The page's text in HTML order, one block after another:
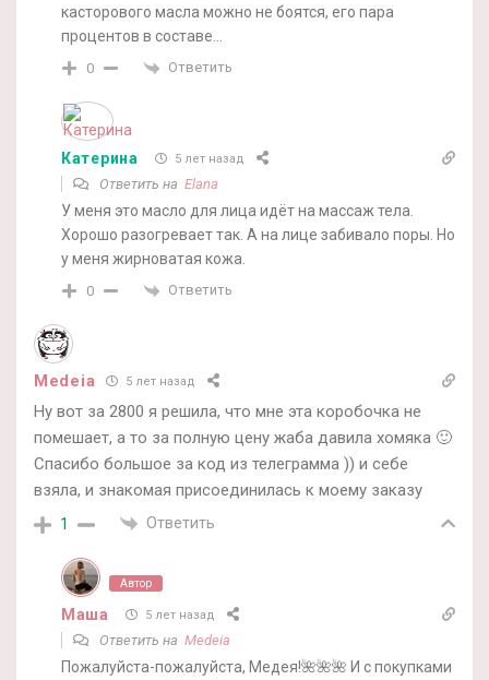
касторового масла можно не боятся, его пара
процентов в составе…
0 Ответить
Катерина 5 лет назад
Ответить на Elana
У меня это масло для лица идёт на массаж тела.
Хорошо разогревает так. А на лице забивало поры. Но
у меня жирноватая кожа.
0 Ответить
Medeia 5 лет назад
Ну вот за 2800 я решила, что мне эта коробочка не
помешает, а то за полную цену жаба давила хомяка 🙂
Спасибо большое за код из телеграмма )) и себе
взяла, и знакомая присоединилась к моему заказу
1 Ответить
Автор
Маша 5 лет назад
Ответить на Medeia
Пожалуйста-пожалуйста, Медея!🌺🌺🌺 И с покупками